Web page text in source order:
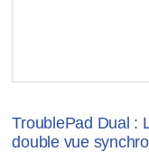
TroublePad Dual :
double vue